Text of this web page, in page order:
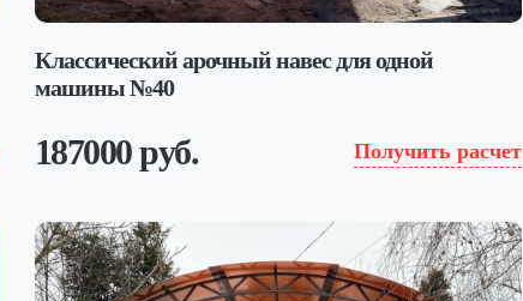
Классический арочный навес для одной
машины №40
187000 руб. Получить расчет